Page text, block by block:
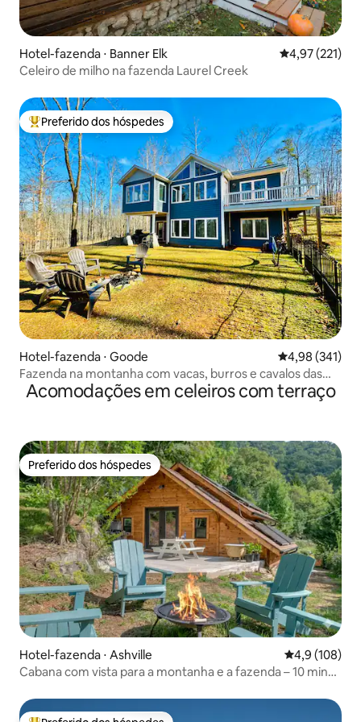
Hotel-fazenda ⋅ Banner Elk 4,97 de uma
4,97 (221)
Celeiro de milho na fazenda Laurel Creek
Entre os melhores preferidos dos hóspedes
Preferido dos hóspedes
Hotel-fazenda ⋅ Goode 4,98 de uma
4,98 (341)
Fazenda na montanha com vacas, burros e cavalos das
Terras Altas
Acomodações em celeiros com terraço
Preferido dos hóspedes
Preferido dos hóspedes
Hotel-fazenda ⋅ Ashville 4,9 de uma
4,9 (108)
Cabana com vista para a montanha e a fazenda – 10 min